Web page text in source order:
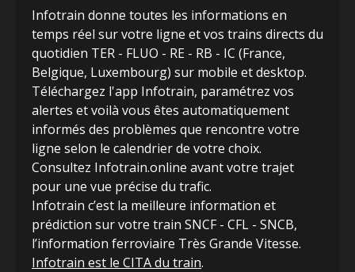
Infotrain donne toutes les informations en
temps réel sur votre ligne et vos trains directs du
quotidien TER - FLUO - RE - RB - IC (France,
Belgique, Luxembourg) sur mobile et desktop.
Téléchargez l'app Infotrain, paramétrez vos
alertes et voilà vous êtes automatiquement
informés des problèmes que rencontre votre
ligne selon le calendrier de votre choix.
Consultez Infotrain.online avant votre trajet
pour une vue précise du trafic.
Infotrain c’est la meilleure information et
prédiction sur votre train SNCF - CFL - SNCB,
l’information ferroviaire Très Grande Vitesse.
Infotrain est le CITA du train.